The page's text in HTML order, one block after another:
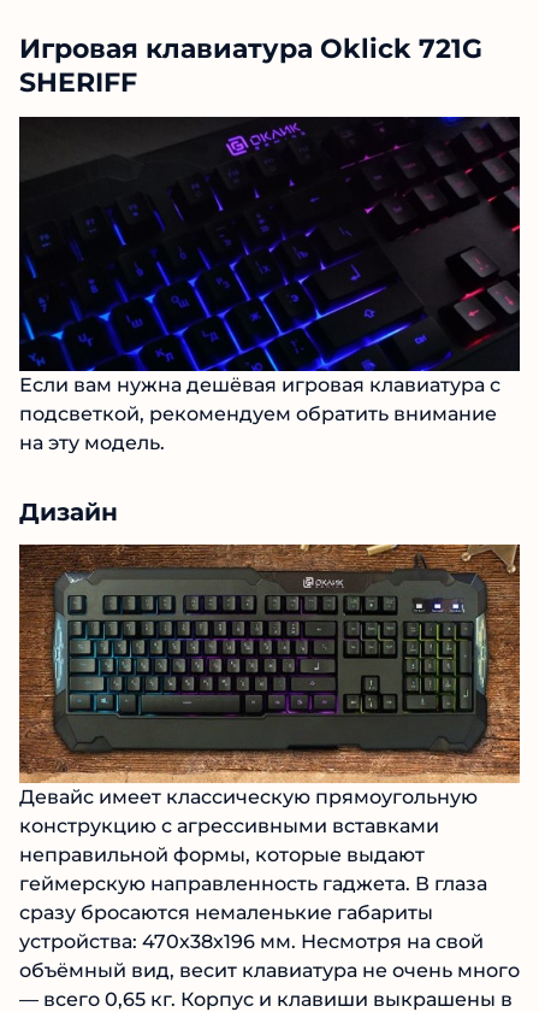
Игровая клавиатура Oklick 721G
SHERIFF
Если вам нужна дешёвая игровая клавиатура с
подсветкой, рекомендуем обратить внимание
на эту модель.
Дизайн
Девайс имеет классическую прямоугольную
конструкцию с агрессивными вставками
неправильной формы, которые выдают
геймерскую направленность гаджета. В глаза
сразу бросаются немаленькие габариты
устройства: 470х38х196 мм. Несмотря на свой
объёмный вид, весит клавиатура не очень много
— всего 0,65 кг. Корпус и клавиши выкрашены в